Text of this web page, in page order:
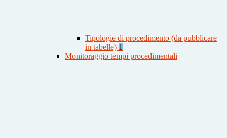
Tipologie di procedimento (da pubblicare
in tabelle) 1
Monitoraggio tempi procedimentali